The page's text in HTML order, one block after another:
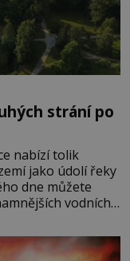
strání po
nabízí tolik
jako údolí řeky
dne můžete
vodních
památek ve